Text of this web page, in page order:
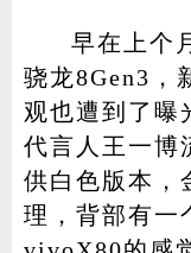
早在上个
骁龙8Gen3，
观也遭到了曝
代言人王一博
供白色版本，
理，背部有一